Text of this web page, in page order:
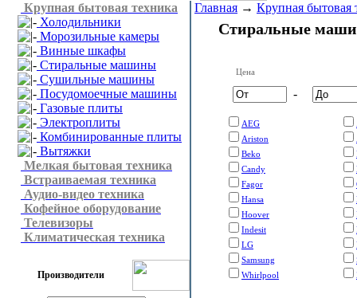
Крупная бытовая техника
Холодильники
Морозильные камеры
Винные шкафы
Стиральные машины
Сушильные машины
Посудомоечные машины
Газовые плиты
Электроплиты
Комбинированные плиты
Вытяжки
Мелкая бытовая техника
Встраиваемая техника
Аудио-видео техника
Кофейное оборудование
Телевизоры
Климатическая техника
Производители
Главная → Крупная бытовая
Стиральные
Цена
-
AEG
Ariston
Beko
Candy
Fagor
Hansa
Hoover
Indesit
LG
Samsung
Whirlpool